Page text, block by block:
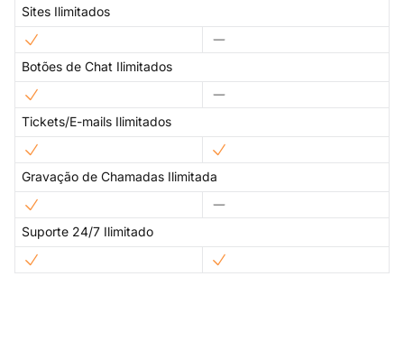
Sites Ilimitados
Botões de Chat Ilimitados
Tickets/E-mails Ilimitados
Gravação de Chamadas Ilimitada
Suporte 24/7 Ilimitado